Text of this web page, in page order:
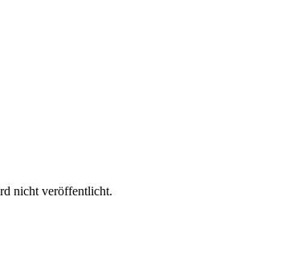
nicht veröffentlicht.